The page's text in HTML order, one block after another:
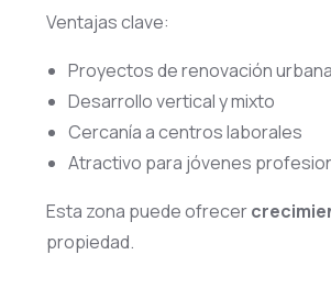
Ventajas clave:
Proyectos de renovación urbana
Desarrollo vertical y mixto
Cercanía a centros laborales
Atractivo para jóvenes
Esta zona puede ofrecer
propiedad.